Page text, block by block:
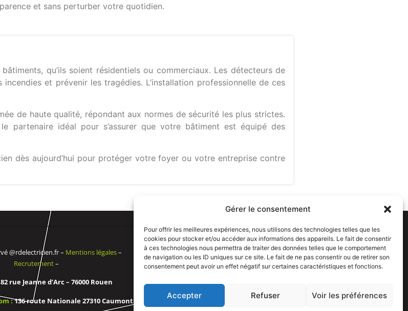
Gérer le consentement
Pour offrir les meilleures expériences, nous utilisons des technologies telles que les
cookies pour stocker et/ou accéder aux informations des appareils. Le fait de consentir
à ces technologies nous permettra de traiter des données telles que le comportement
de navigation ou les ID uniques sur ce site. Le fait de ne pas consentir ou de retirer son
consentement peut avoir un effet négatif sur certaines caractéristiques et fonctions.
Accepter Refuser Voir les préférences
et sans perturber votre quotidien.
qu’ils soient résidentiels ou commerciaux. Les détecteurs de
et prévenir les tragédies. L’installation professionnelle de ces
de haute qualité, répondant aux normes de sécurité les plus strictes.
partenaire idéal pour s’assurer que votre bâtiment est équipé des
dès aujourd’hui pour protéger votre foyer ou votre entreprise contre
@rdelectricien.fr – Mentions légales–
Recrutement–
82 rue Jeanne d’Arc – 76000 Rouen
:136 route Nationale 27310 Caumont